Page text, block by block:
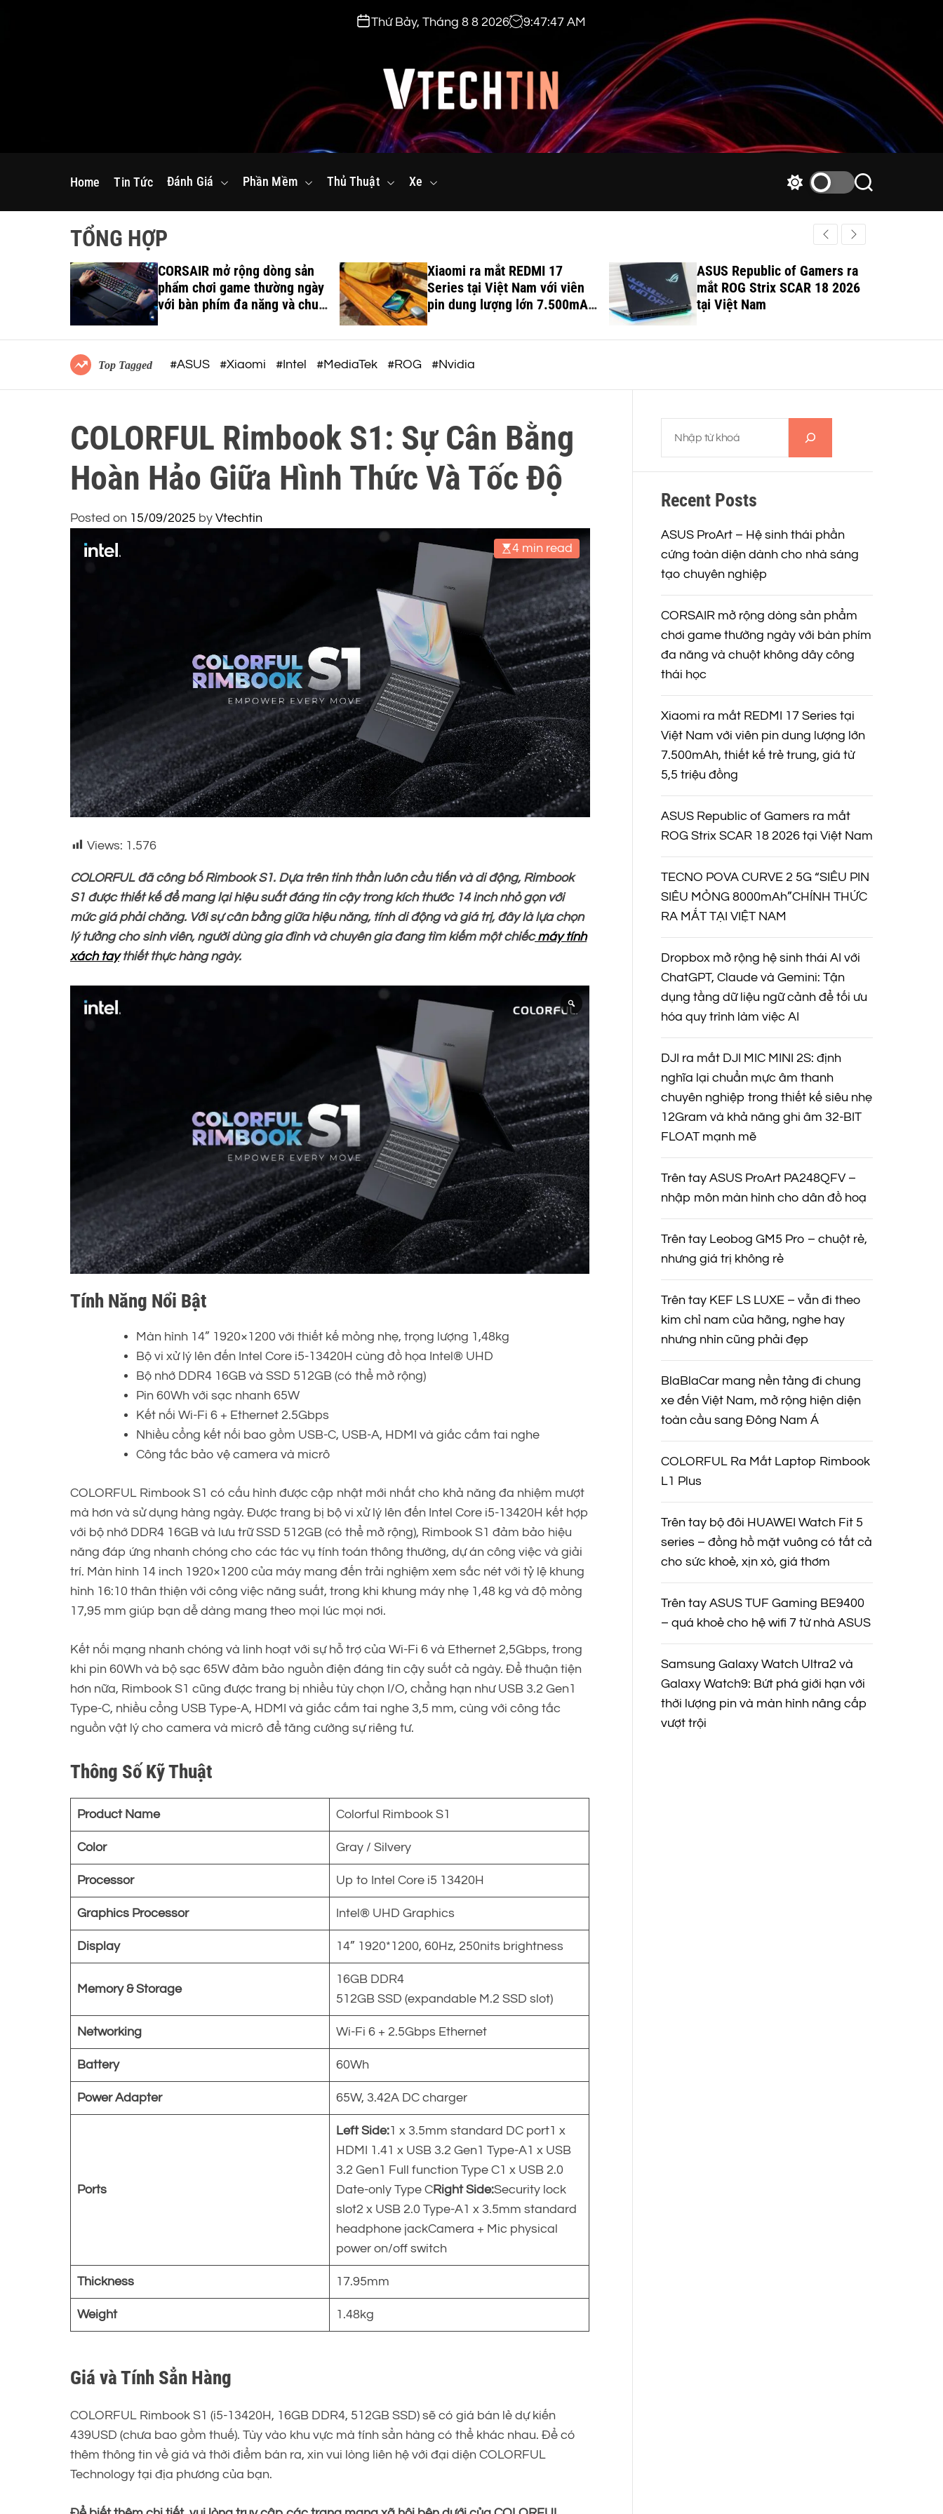
Thứ Bảy, Tháng 8 8 2026 9:47:48 AM
v
e
i
n
.
c
o
m
Home Tin Tức Đánh Giá Phần Mềm Thủ Thuật Xe
h
c
o
r
d
S
r
h
TỔNG HỢP
CORSAIR mở rộng dòng sản
phẩm chơi game thường ngày
với bàn phím đa năng và chuột
không dây công thái học
Xiaomi ra mắt REDMI 17
Series tại Việt Nam với viên
pin dung lượng lớn 7.500mAh,
thiết kế trẻ trung, giá từ 5,5
triệu đồng
ASUS Republic of Gamers ra
mắt ROG Strix SCAR 18 2026
tại Việt Nam
Top Tagged #ASUS #Xiaomi #Intel #MediaTek #ROG #Nvidia
COLORFUL Rimbook S1: Sự Cân Bằng
Hoàn Hảo Giữa Hình Thức Và Tốc Độ
Posted on 15/09/2025 by Vtechtin
4 min read
Views: 1.576
COLORFUL đã công bố Rimbook S1. Dựa trên tinh thần luôn cầu tiến và di động, Rimbook
S1 được thiết kế để mang lại hiệu suất đáng tin cậy trong kích thước 14 inch nhỏ gọn với
mức giá phải chăng. Với sự cân bằng giữa hiệu năng, tính di động và giá trị, đây là lựa chọn
lý tưởng cho sinh viên, người dùng gia đình và chuyên gia đang tìm kiếm một chiếcmáy tính
xách taythiết thực hàng ngày.
Tính Năng Nổi Bật
Màn hình 14” 1920×1200 với thiết kế mỏng nhẹ, trọng lượng 1,48kg
Bộ vi xử lý lên đến Intel Core i5-13420H cùng đồ họa Intel® UHD
Bộ nhớ DDR4 16GB và SSD 512GB (có thể mở rộng)
Pin 60Wh với sạc nhanh 65W
Kết nối Wi-Fi 6 + Ethernet 2.5Gbps
Nhiều cổng kết nối bao gồm USB-C, USB-A, HDMI và giắc cắm tai nghe
Công tắc bảo vệ camera và micrô
COLORFUL Rimbook S1 có cấu hình được cập nhật mới nhất cho khả năng đa nhiệm mượt
mà hơn và sử dụng hàng ngày. Được trang bị bộ vi xử lý lên đến Intel Core i5-13420H kết hợp
với bộ nhớ DDR4 16GB và lưu trữ SSD 512GB (có thể mở rộng), Rimbook S1 đảm bảo hiệu
năng đáp ứng nhanh chóng cho các tác vụ tính toán thông thường, dự án công việc và giải
trí. Màn hình 14 inch 1920×1200 của máy mang đến trải nghiệm xem sắc nét với tỷ lệ khung
hình 16:10 thân thiện với công việc năng suất, trong khi khung máy nhẹ 1,48 kg và độ mỏng
17,95 mm giúp bạn dễ dàng mang theo mọi lúc mọi nơi.
Kết nối mạng nhanh chóng và linh hoạt với sự hỗ trợ của Wi-Fi 6 và Ethernet 2,5Gbps, trong
khi pin 60Wh và bộ sạc 65W đảm bảo nguồn điện đáng tin cậy suốt cả ngày. Để thuận tiện
hơn nữa, Rimbook S1 cũng được trang bị nhiều tùy chọn I/O, chẳng hạn như USB 3.2 Gen1
Type-C, nhiều cổng USB Type-A, HDMI và giắc cắm tai nghe 3,5 mm, cùng với công tắc
nguồn vật lý cho camera và micrô để tăng cường sự riêng tư.
Thông Số Kỹ Thuật
Product Name Colorful Rimbook S1
Color Gray / Silvery
Processor Up to Intel Core i5 13420H
Graphics Processor Intel® UHD Graphics
Display 14” 1920*1200, 60Hz, 250nits brightness
Memory & Storage
16GB DDR4
512GB SSD (expandable M.2 SSD slot)
Networking Wi-Fi 6 + 2.5Gbps Ethernet
Battery 60Wh
Power Adapter 65W, 3.42A DC charger
Ports
Left Side:1 x 3.5mm standard DC port1 x
HDMI 1.41 x USB 3.2 Gen1 Type-A1 x USB
3.2 Gen1 Full function Type C1 x USB 2.0
Date-only Type CRight Side:Security lock
slot2 x USB 2.0 Type-A1 x 3.5mm standard
headphone jackCamera + Mic physical
power on/off switch
Thickness 17.95mm
Weight 1.48kg
Giá và Tính Sẳn Hàng
COLORFUL Rimbook S1 (i5-13420H, 16GB DDR4, 512GB SSD) sẽ có giá bán lẻ dự kiến
439USD (chưa bao gồm thuế). Tùy vào khu vực mà tính sẳn hàng có thể khác nhau. Để có
thêm thông tin về giá và thời điểm bán ra, xin vui lòng liên hệ với đại diện COLORFUL
Technology tại địa phương của bạn.
m
i
m
Recent Posts
ASUS ProArt – Hệ sinh thái phần
cứng toàn diện dành cho nhà sáng
tạo chuyên nghiệp
CORSAIR mở rộng dòng sản phẩm
chơi game thường ngày với bàn phím
đa năng và chuột không dây công
thái học
Xiaomi ra mắt REDMI 17 Series tại
Việt Nam với viên pin dung lượng lớn
7.500mAh, thiết kế trẻ trung, giá từ
5,5 triệu đồng
ASUS Republic of Gamers ra mắt
ROG Strix SCAR 18 2026 tại Việt Nam
TECNO POVA CURVE 2 5G “SIÊU PIN
SIÊU MỎNG 8000mAh”CHÍNH THỨC
RA MẮT TẠI VIỆT NAM
Dropbox mở rộng hệ sinh thái AI với
ChatGPT, Claude và Gemini: Tận
dụng tầng dữ liệu ngữ cảnh để tối ưu
hóa quy trình làm việc AI
DJI ra mắt DJI MIC MINI 2S: định
nghĩa lại chuẩn mực âm thanh
chuyên nghiệp trong thiết kế siêu nhẹ
12Gram và khả năng ghi âm 32-BIT
FLOAT mạnh mẽ
Trên tay ASUS ProArt PA248QFV –
nhập môn màn hình cho dân đồ hoạ
Trên tay Leobog GM5 Pro – chuột rẻ,
nhưng giá trị không rẻ
Trên tay KEF LS LUXE – vẫn đi theo
kim chỉ nam của hãng, nghe hay
nhưng nhìn cũng phải đẹp
BlaBlaCar mang nền tảng đi chung
xe đến Việt Nam, mở rộng hiện diện
toàn cầu sang Đông Nam Á
COLORFUL Ra Mắt Laptop Rimbook
L1 Plus
Trên tay bộ đôi HUAWEI Watch Fit 5
series – đồng hồ mặt vuông có tất cả
cho sức khoẻ, xịn xò, giá thơm
Trên tay ASUS TUF Gaming BE9400
– quá khoẻ cho hệ wifi 7 từ nhà ASUS
Samsung Galaxy Watch Ultra2 và
Galaxy Watch9: Bứt phá giới hạn với
thời lượng pin và màn hình nâng cấp
vượt trội